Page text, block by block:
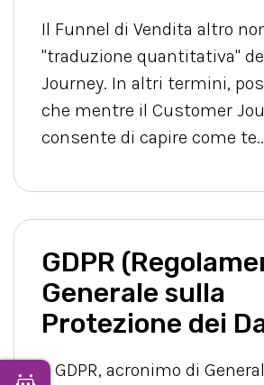
Il Funnel di Vendita altro
"traduzione quantitativa"
Journey. In altri termini,
che mentre il Customer
consente di capire come
GDPR
Generale sulla
Protezione dei
Il GDPR, acronimo di